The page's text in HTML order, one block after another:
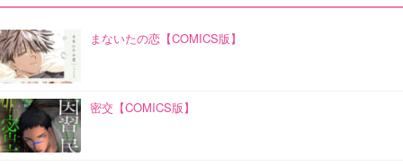
まないたの恋【COMICS版】
密交【COMICS版】